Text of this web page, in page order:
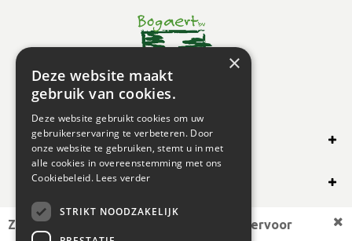
SHOP ONLINE
OVERIG
OPENINGSUREN
Zoekt u een andere plantmaat, bekijk hiervoor
×
Deze website maakt
gebruik van cookies.
Deze website gebruikt cookies om uw
gebruikerservaring te verbeteren. Door
onze website te gebruiken, stemt u in met
alle cookies in overeenstemming met ons
Cookiebeleid. Lees verder
STRIKT NOODZAKELIJK